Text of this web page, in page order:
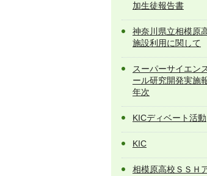
加生徒報告書
神奈川県立相模原
施設利用に関して
スーパーサイエン
ール研究開発実施
年次
KICディベート活動
KIC
相模原高校ＳＳＨ